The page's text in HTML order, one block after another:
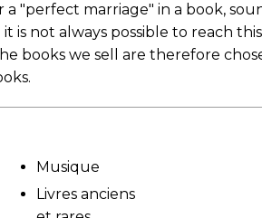
a "perfect marriage" in a book,
is not always possible to reach
books we sell are therefore
Musique
Livres anciens